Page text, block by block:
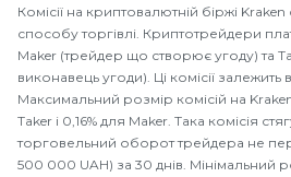
Комісії на криптовалютній біржі
способу торгівлі. Криптотрейдери
Maker (трейдер що створює угоду) та
виконавець угоди). Ці комісії
Максимальний розмір комісій на
Taker і 0,16% для Maker. Така комісія
торговельний оборот трейдера не
500 000 UAH) за 30 днів. Мінімальний